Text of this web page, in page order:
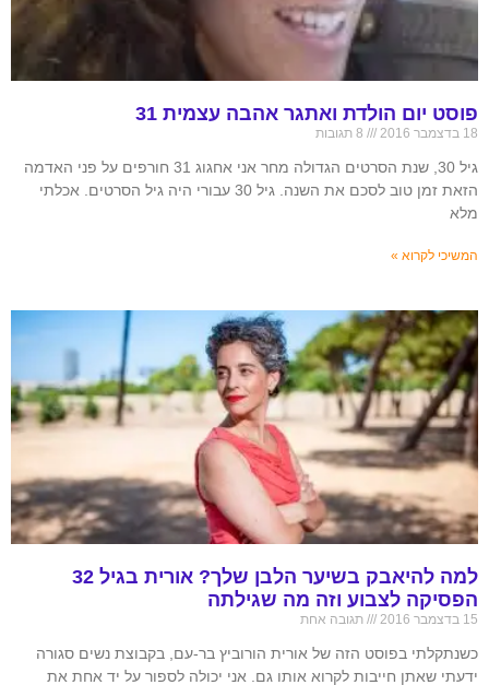
פוסט יום הולדת ואתגר אהבה עצמית 31
18 בדצמבר 2016
גיל 30, שנת הסרטים הגדולה מחר אני אחגוג 31 חורפים על פני האדמה
הזאת זמן טוב לסכם את השנה. גיל 30 עבורי היה גיל הסרטים. אכלתי
מלא
המשיכי לקרוא »
למה להיאבק בשיער הלבן שלך? אורית בגיל 32
הפסיקה לצבוע וזה מה שגילתה
15 בדצמבר 2016 תגובה אחת
כשנתקלתי בפוסט הזה של אורית הורוביץ בר-עם, בקבוצת נשים סגורה
ידעתי שאתן חייבות לקרוא אותו גם. אני יכולה לספור על יד אחת את